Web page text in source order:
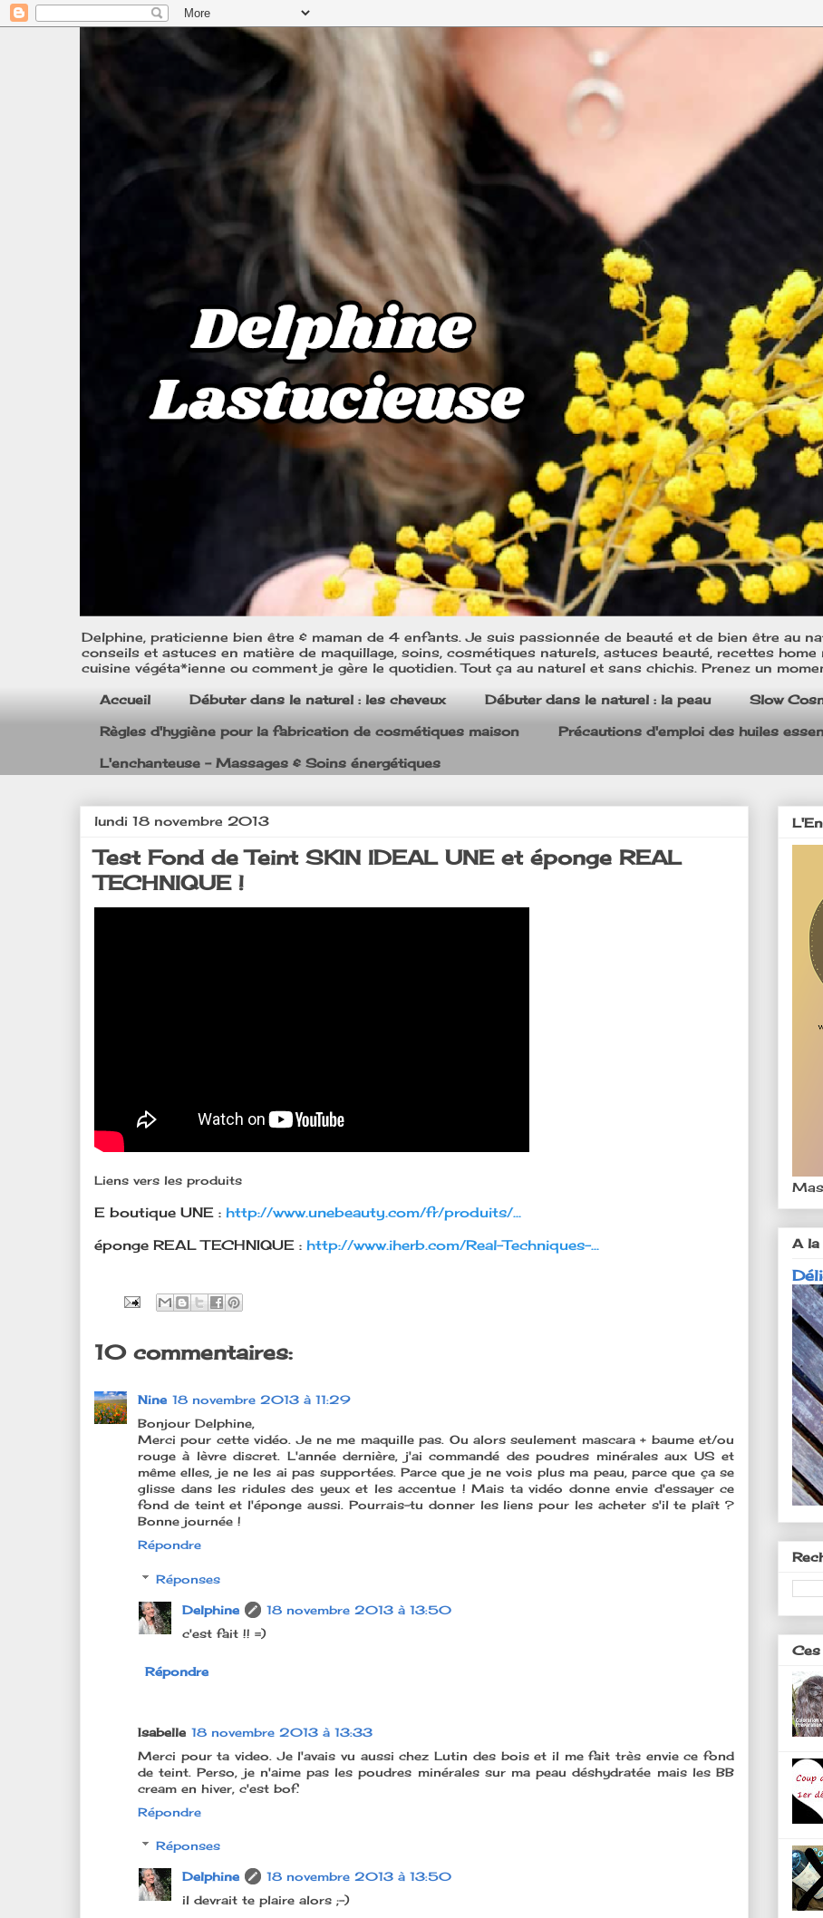
Delphine, praticienne bien être & maman de 4 enfants. Je suis passionnée de beauté et de bien être au
conseils et astuces en matière de maquillage, soins, cosmétiques naturels, astuces beauté, recettes
cuisine végéta*ienne ou comment je gère le quotidien. Tout ça au naturel et sans chichis. Prenez un
Accueil Débuter dans le naturel : les cheveux Débuter dans le naturel : la peau Slow
Règles d'hygiène pour la fabrication de cosmétiques maison Précautions d'emploi des huiles
L'enchanteuse - Massages & Soins énergétiques
lundi 18 novembre 2013
Test Fond de Teint SKIN IDEAL UNE et éponge REAL
TECHNIQUE !
Liens vers les produits
E boutique UNE : http://www.unebeauty.com/fr/produits/...
éponge REAL TECHNIQUE : http://www.iherb.com/Real-Techniques-...
10 commentaires:
Nine 18 novembre 2013 à 11:29
Bonjour Delphine,
Merci pour cette vidéo. Je ne me maquille pas. Ou alors seulement mascara + baume et/ou
rouge à lèvre discret. L'année dernière, j'ai commandé des poudres minérales aux US et
même elles, je ne les ai pas supportées. Parce que je ne vois plus ma peau, parce que ça se
glisse dans les ridules des yeux et les accentue ! Mais ta vidéo donne envie d'essayer ce
fond de teint et l'éponge aussi. Pourrais-tu donner les liens pour les acheter s'il te plaît ?
Bonne journée !
Répondre
Réponses
Delphine
18 novembre 2013 à 13:50
c'est fait !! =)
Répondre
Isabelle 18 novembre 2013 à 13:33
Merci pour ta video. Je l'avais vu aussi chez Lutin des bois et il me fait très envie ce fond
de teint. Perso, je n'aime pas les poudres minérales sur ma peau déshydratée mais les BB
cream en hiver, c'est bof.
Répondre
Réponses
Delphine
18 novembre 2013 à 13:50
il devrait te plaire alors ;-)
A la